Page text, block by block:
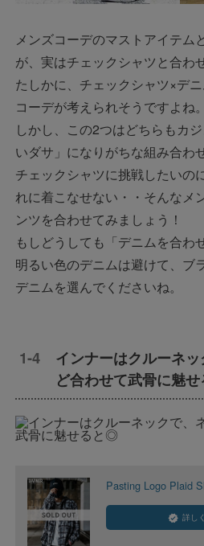
メンズコーデのマストアイテム
が、実はチェックシャツと合わ
たしかに、チェックシャツ×デ
コーデが考えられそうですよね。
しかし、この2つはどちらもカ
いダサ」になりがちな組み合わ
チェックシャツに挑戦したいの
れに着こなせない・・そんなメ
ンツを合わせてみましょう！
もしどうしても「デニムを合わ
明るい色のデニムは避けて、ブ
デニムを選んでくださいね。
インナーはクルーネ
ど合わせて武骨に魅
Pasting Logo Plaid
詳し